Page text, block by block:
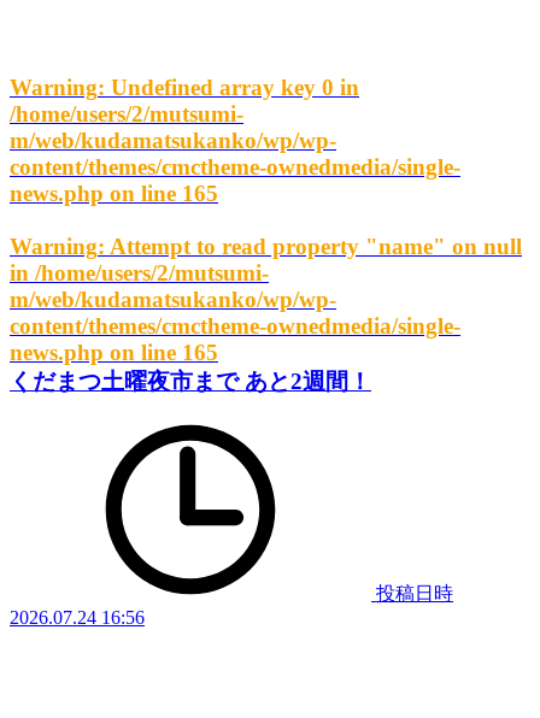
Warning: Undefined array key 0 in
/home/users/2/mutsumi-
m/web/kudamatsukanko/wp/wp-
content/themes/cmctheme-ownedmedia/single-
news.php on line 165
Warning: Attempt to read property "name" on null
in /home/users/2/mutsumi-
m/web/kudamatsukanko/wp/wp-
content/themes/cmctheme-ownedmedia/single-
news.php on line 165
くだまつ土曜夜市まで あと2週間！
投稿日時
2026.07.24 16:56